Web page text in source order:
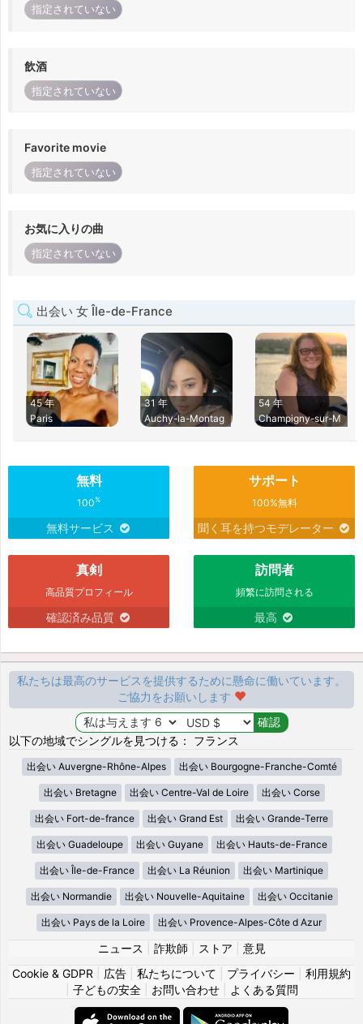
指定されていない
飲酒
指定されていない
Favorite movie
指定されていない
お気に入りの曲
指定されていない
出会い 女 Île-de-France
45 年
Paris
31 年
Auchy-la-Montag
54 年
Champigny-sur-M
無料
100%
無料サービス
サポート
100%無料
聞く耳を持つモデレーター
真剣
高品質プロフィール
確認済み品質
訪問者
頻繁に訪問される
最高
私たちは最高のサービスを提供するために懸命に働いています。
ご協力をお願いします
以下の地域でシングルを見つける： フランス
出会い Auvergne-Rhône-Alpes 出会い Bourgogne-Franche-Comté
出会い Bretagne 出会い Centre-Val de Loire 出会い Corse
出会い Fort-de-france 出会い Grand Est 出会い Grande-Terre
出会い Guadeloupe 出会い Guyane 出会い Hauts-de-France
出会い Île-de-France 出会い La Réunion 出会い Martinique
出会い Normandie 出会い Nouvelle-Aquitaine 出会い Occitanie
出会い Pays de la Loire 出会い Provence-Alpes-Côte d Azur
ニュース 詐欺師 ストア
意見
Cookie & GDPR
広告 私たちについて プライバシー
利用規約
子どもの安全| お問い合わせ| よくある質問